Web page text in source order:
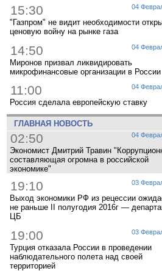
04
15:30
"Газпром" не видит необходимости
ценовую войну на рынке газа
04
14:50
Миронов призвал ликвидировать
микрофинансовые организации в России
04
11:00
Россия сделала европейскую ставку
ГЛАВНАЯ НОВОСТЬ
04
02:50
Экономист Дмитрий Травин
составляющая огромна в российской
экономике"
03
19:10
Выход экономики РФ из рецессии
не раньше II полугодия 2016г —
ЦБ
03
19:00
Турция отказала России в проведении
наблюдательного полета над своей
территорией